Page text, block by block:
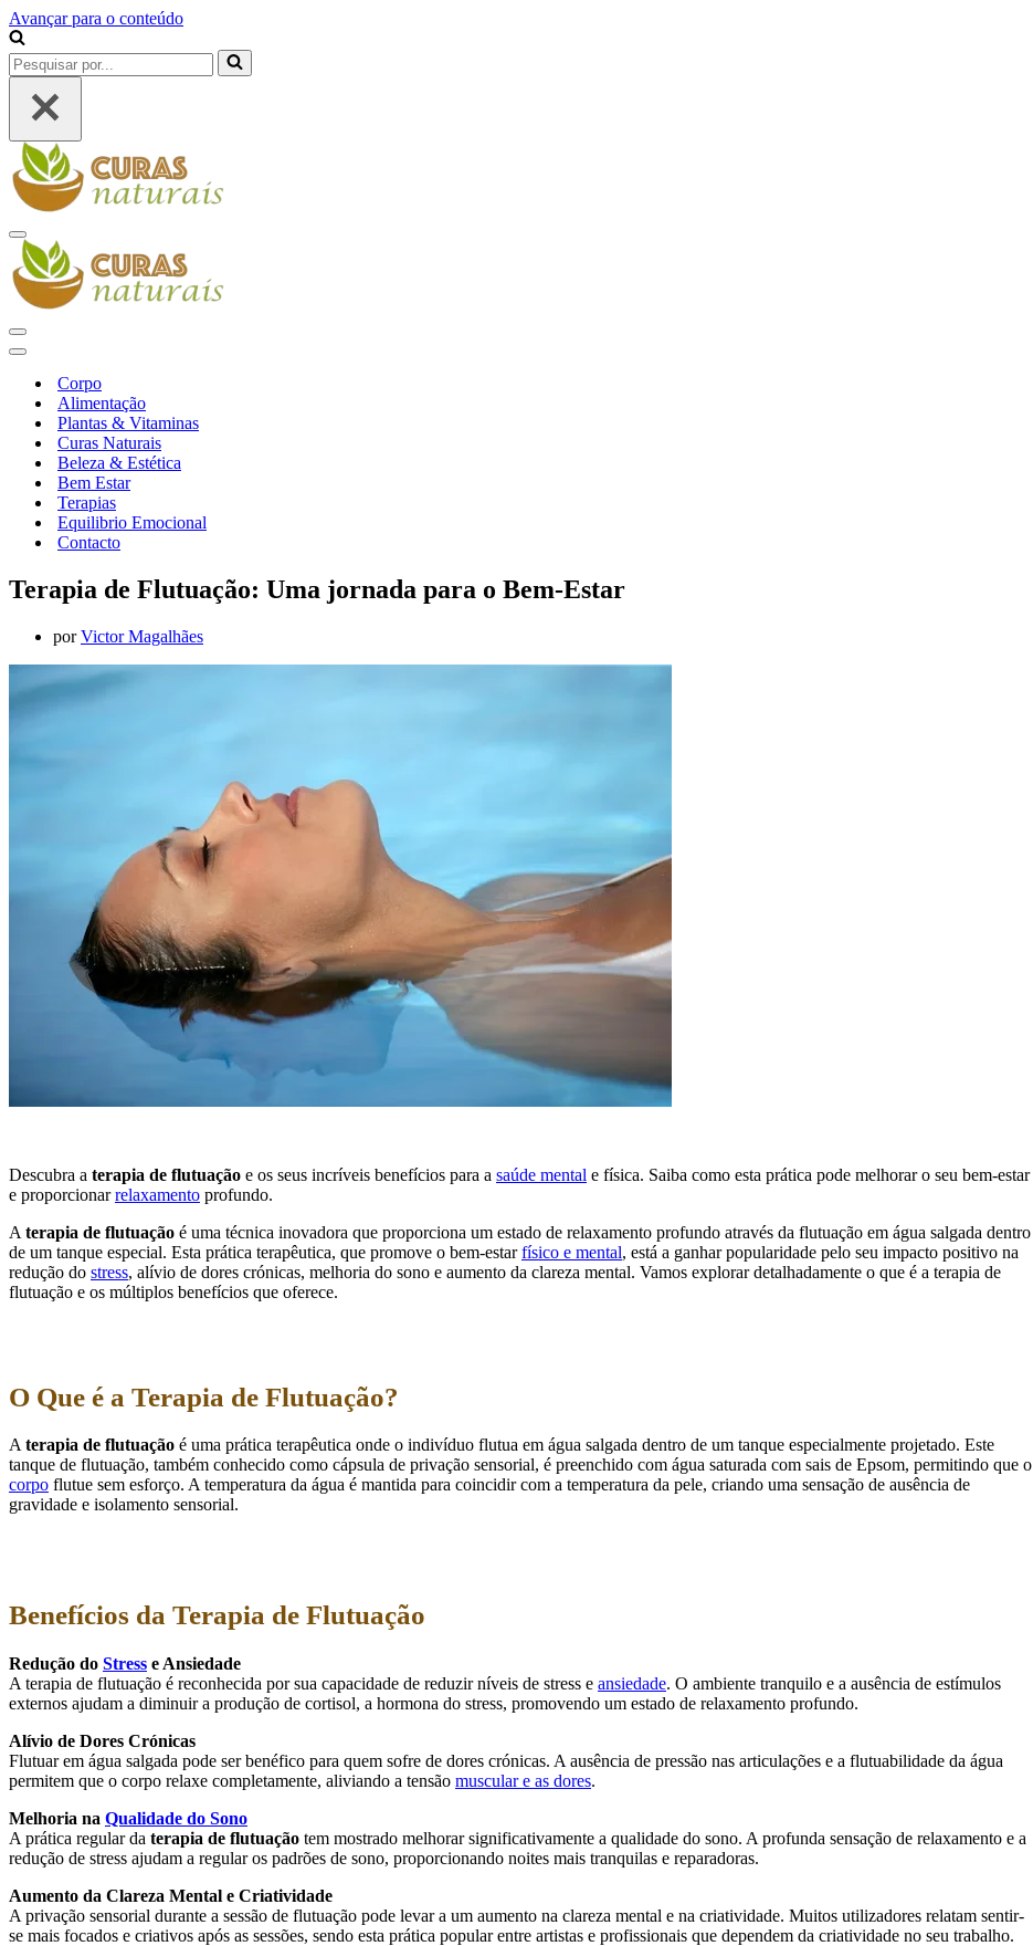
Avançar para o conteúdo
Pesquisar
por...
Menu
de
navegação
Menu
de
Menu
navegação
Corpo
Alimentação
Plantas & Vitaminas
Curas Naturais
Beleza & Estética
Bem Estar
Terapias
Equilibrio Emocional
Contacto
Terapia de Flutuação: Uma jornada para o Bem-Estar
porVictor Magalhães
Descubra a terapia de flutuação e os seus incríveis benefícios para a saúde mental e física. Saiba como esta prática pode melhorar o seu bem-estar
e proporcionarrelaxamento profundo.
A terapia de flutuação é uma técnica inovadora que proporciona um estado de relaxamento profundo através da flutuação em água salgada dentro
de um tanque especial. Esta prática terapêutica, que promove o bem-estarfísico e mental, está a ganhar popularidade pelo seu impacto positivo na
redução do stress, alívio de dores crónicas, melhoria do sono e aumento da clareza mental. Vamos explorar detalhadamente o que é a terapia de
flutuação e os múltiplos benefícios que oferece.
O Que é a Terapia de Flutuação?
A terapia de flutuação é uma prática terapêutica onde o indivíduo flutua em água salgada dentro de um tanque especialmente projetado. Este
tanque de flutuação, também conhecido como cápsula de privação sensorial, é preenchido com água saturada com sais de Epsom, permitindo que o
corpo flutue sem esforço. A temperatura da água é mantida para coincidir com a temperatura da pele, criando uma sensação de ausência de
gravidade e isolamento sensorial.
Benefícios da Terapia de Flutuação
Redução do Stress e Ansiedade
A terapia de flutuação é reconhecida por sua capacidade de reduzir níveis de stress e ansiedade. O ambiente tranquilo e a ausência de estímulos
externos ajudam a diminuir a produção de cortisol, a hormona do stress, promovendo um estado de relaxamento profundo.
Alívio de Dores Crónicas
Flutuar em água salgada pode ser benéfico para quem sofre de dores crónicas. A ausência de pressão nas articulações e a flutuabilidade da água
permitem que o corpo relaxe completamente, aliviando a tensão muscular e as dores.
Melhoria na Qualidade do Sono
A prática regular da terapia de flutuação tem mostrado melhorar significativamente a qualidade do sono. A profunda sensação de relaxamento e a
redução de stress ajudam a regular os padrões de sono, proporcionando noites mais tranquilas e reparadoras.
Aumento da Clareza Mental e Criatividade
A privação sensorial durante a sessão de flutuação pode levar a um aumento na clareza mental e na criatividade. Muitos utilizadores relatam sentir-
se mais focados e criativos após as sessões, sendo esta prática popular entre artistas e profissionais que dependem da criatividade no seu trabalho.